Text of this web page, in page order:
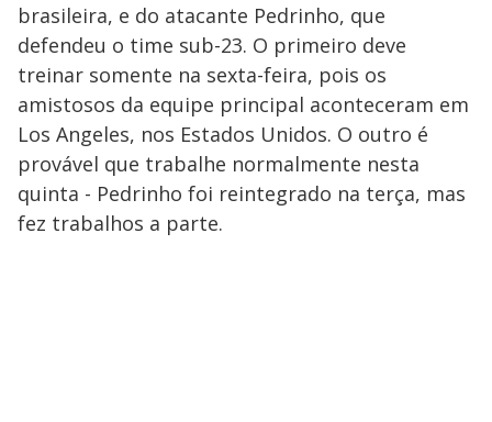
brasileira, e do atacante Pedrinho, que
defendeu o time sub-23. O primeiro deve
treinar somente na sexta-feira, pois os
amistosos da equipe principal aconteceram em
Los Angeles, nos Estados Unidos. O outro é
provável que trabalhe normalmente nesta
quinta - Pedrinho foi reintegrado na terça, mas
fez trabalhos a parte.